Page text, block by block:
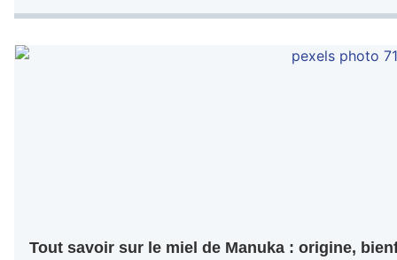
Tout savoir sur le miel de Manuka : origine,